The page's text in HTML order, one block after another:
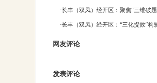
·长丰（双凤）经开区：聚焦“三维破
·长丰（双凤）经开区：“三化提效”构
网友评论
发表评论